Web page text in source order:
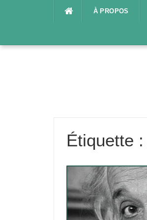
À PROPOS
Étiquette :